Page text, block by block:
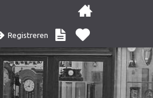
Registreren